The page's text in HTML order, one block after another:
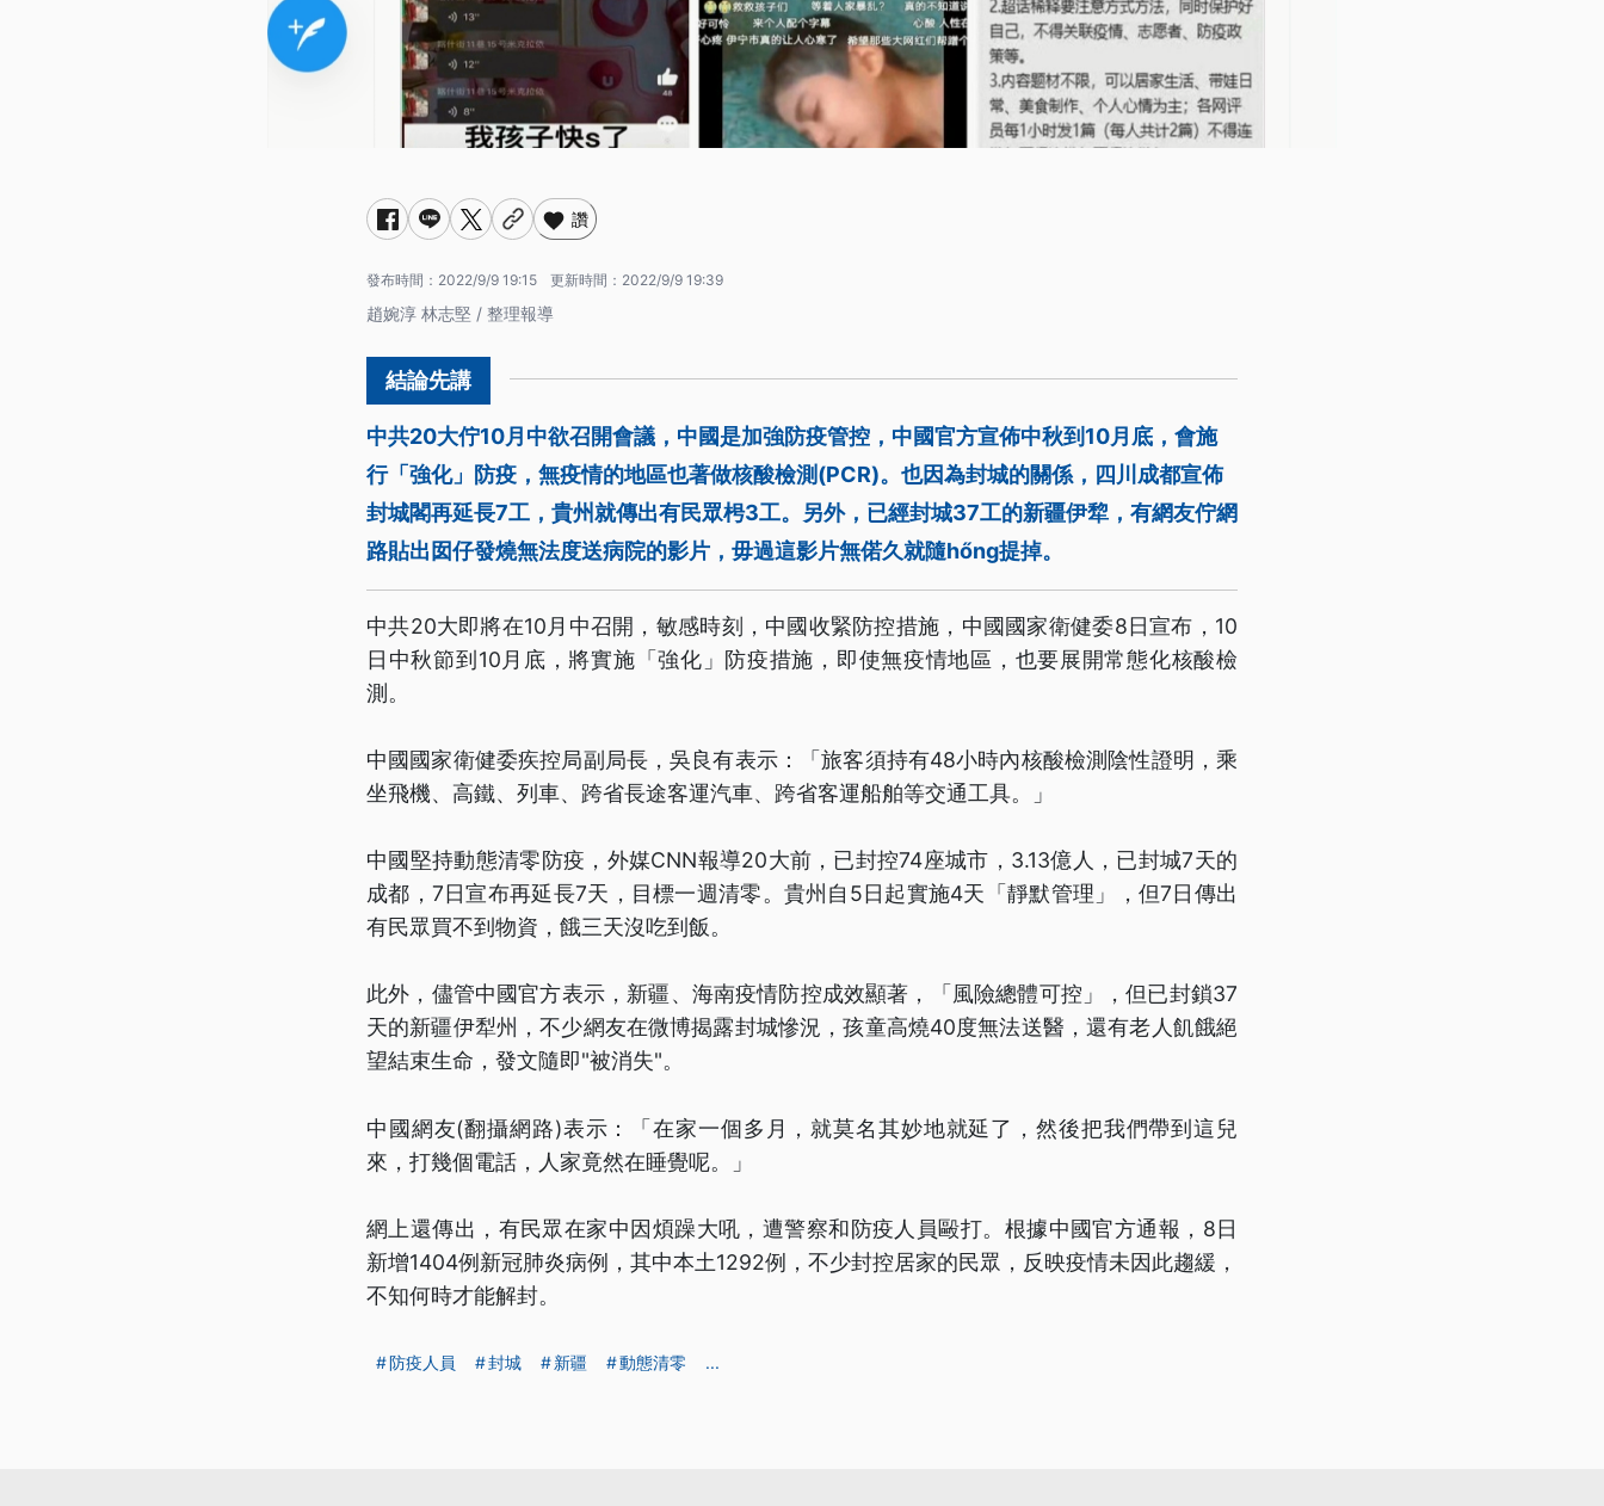
讚
發布時間： 2022/9/9 19:15 更新時間： 2022/9/9 19:39
趙婉淳 林志堅 / 整理報導
中共20大佇10月中欲召開會議，中國是加強防疫管控，中國官方宣佈中秋到10月底，會施
行「強化」防疫，無疫情的地區也著做核酸檢測(PCR)。也因為封城的關係，四川成都宣佈
封城閣再延長7工，貴州就傳出有民眾枵3工。另外，已經封城37工的新疆伊犂，有網友佇網
路貼出囡仔發燒無法度送病院的影片，毋過這影片無偌久就隨hőng提掉。
中共20大即將在10月中召開，敏感時刻，中國收緊防控措施，中國國家衛健委8日宣布，10
日中秋節到10月底，將實施「強化」防疫措施，即使無疫情地區，也要展開常態化核酸檢
測。
中國國家衛健委疾控局副局長，吳良有表示：「旅客須持有48小時內核酸檢測陰性證明，乘
坐飛機、高鐵、列車、跨省長途客運汽車、跨省客運船舶等交通工具。」
中國堅持動態清零防疫，外媒CNN報導20大前，已封控74座城市，3.13億人，已封城7天的
成都，7日宣布再延長7天，目標一週清零。貴州自5日起實施4天「靜默管理」，但7日傳出
有民眾買不到物資，餓三天沒吃到飯。
此外，儘管中國官方表示，新疆、海南疫情防控成效顯著，「風險總體可控」，但已封鎖37
天的新疆伊犁州，不少網友在微博揭露封城慘況，孩童高燒40度無法送醫，還有老人飢餓絕
望結束生命，發文隨即"被消失"。
中國網友(翻攝網路)表示：「在家一個多月，就莫名其妙地就延了，然後把我們帶到這兒
來，打幾個電話，人家竟然在睡覺呢。」
網上還傳出，有民眾在家中因煩躁大吼，遭警察和防疫人員毆打。根據中國官方通報，8日
新增1404例新冠肺炎病例，其中本土1292例，不少封控居家的民眾，反映疫情未因此趨緩，
不知何時才能解封。
防疫人員 封城 新疆 動態清零 ...